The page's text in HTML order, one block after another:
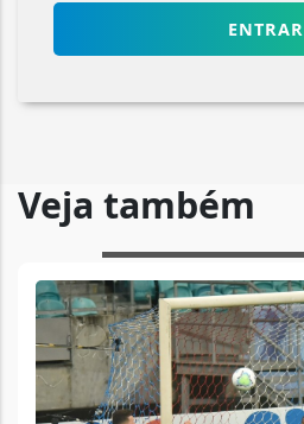
ENTRAR
Veja também